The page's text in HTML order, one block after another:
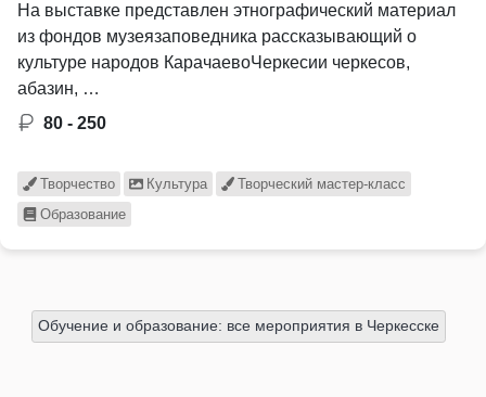
На выставке представлен этнографический материал
из фондов музеязаповедника рассказывающий о
культуре народов КарачаевоЧеркесии черкесов,
абазин, …
80 - 250
Творчество Культура
Творческий мастер-класс
Образование
Обучение и образование: все мероприятия в Черкесске